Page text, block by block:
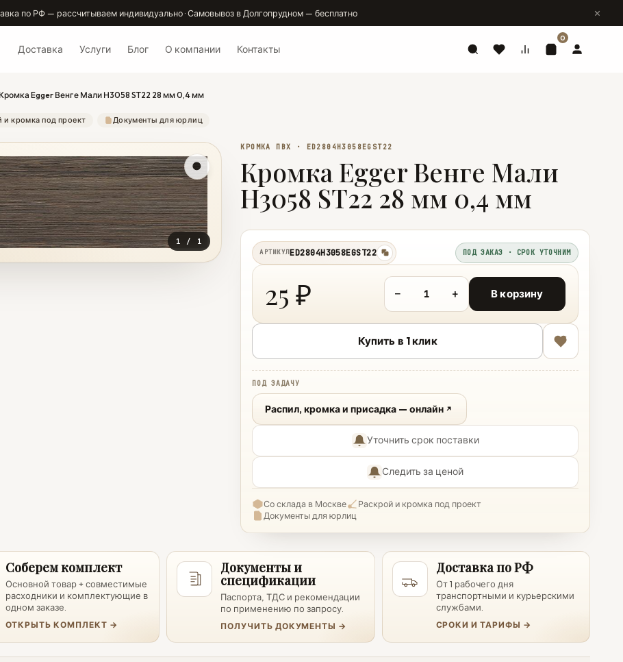
по РФ — рассчитываем индивидуально · Самовывоз в Долгопрудном — бесплатно
Доставка Услуги Блог О компании Контакты
0
Кромка Egger Венге Мали Н3058 ST22 28 мм 0,4 мм
и кромка под проект Документы для юрлиц
КРОМКА ПВХ · ED2804Н3058EGST22
Кромка Egger Венге Мали
Н3058 ST22 28 мм 0,4 мм
1 / 1
АРТИКУЛED2804Н3058EGST22
копировать
ПОД ЗАКАЗ · СРОК УТОЧНИМ
25 ₽ − + В корзину
Купить в 1 клик
ПОД ЗАДАЧУ
Распил, кромка и присадка — онлайн
Уточнить срок поставки
Следить за ценой
Со склада в Москве
Раскрой и кромка под проект
Документы для юрлиц
Соберем комплект
Основной товар + совместимые
расходники и комплектующие в
одном заказе.
ОТКРЫТЬ КОМПЛЕКТ →
Документы и
спецификации
Паспорта, ТДС и рекомендации
по применению по запросу.
ПОЛУЧИТЬ ДОКУМЕНТЫ →
Доставка по РФ
От 1 рабочего дня
транспортными и курьерскими
службами.
СРОКИ И ТАРИФЫ →